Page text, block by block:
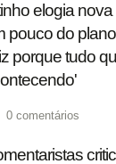
elogia
pouco do
porque tudo
0 comentários